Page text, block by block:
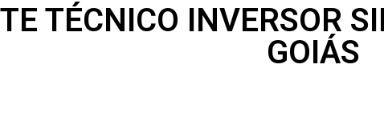
TÉCNICO INVERSOR
GOIÁS